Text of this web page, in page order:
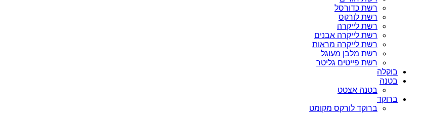
רשת כדורסל
רשת לורקס
רשת לייקרה
רשת לייקרה אבנים
רשת לייקרה מראות
רשת מלבן מעוגל
רשת פייטים גליטר
בוקלה
בטנה
בטנה אצטט
ברוקד
ברוקד לורקס מקומט